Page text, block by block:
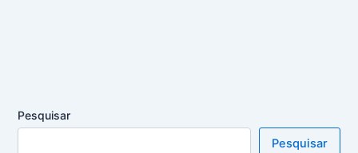
Pesquisar
Pesquisar